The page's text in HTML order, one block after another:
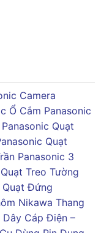
Camera
Ổ Cắm Panasonic
Quạt
Quạt
Panasonic 3
Quạt Treo Tường
Quạt Đứng
Nikawa Thang
Dây Cáp Điện –